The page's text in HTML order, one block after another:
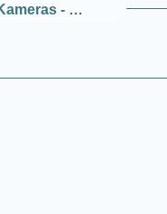
für Nikon Kameras - Spiegellos (Z)